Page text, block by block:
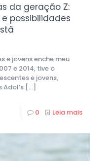
da geração Z:
possibilidades
e jovens enche meu
e 2014, tive o
e jovens,
[…]
0 Leia mais